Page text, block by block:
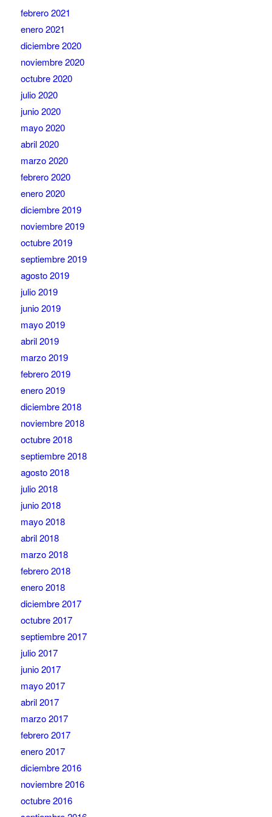
febrero 2021
enero 2021
diciembre 2020
noviembre 2020
octubre 2020
julio 2020
junio 2020
mayo 2020
abril 2020
marzo 2020
febrero 2020
enero 2020
diciembre 2019
noviembre 2019
octubre 2019
septiembre 2019
agosto 2019
julio 2019
junio 2019
mayo 2019
abril 2019
marzo 2019
febrero 2019
enero 2019
diciembre 2018
noviembre 2018
octubre 2018
septiembre 2018
agosto 2018
julio 2018
junio 2018
mayo 2018
abril 2018
marzo 2018
febrero 2018
enero 2018
diciembre 2017
octubre 2017
septiembre 2017
julio 2017
junio 2017
mayo 2017
abril 2017
marzo 2017
febrero 2017
enero 2017
diciembre 2016
noviembre 2016
octubre 2016